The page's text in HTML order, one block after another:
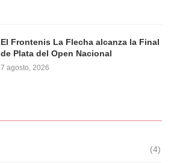
El Frontenis La Flecha alcanza la Final
de Plata del Open Nacional
7 agosto, 2026
(4)